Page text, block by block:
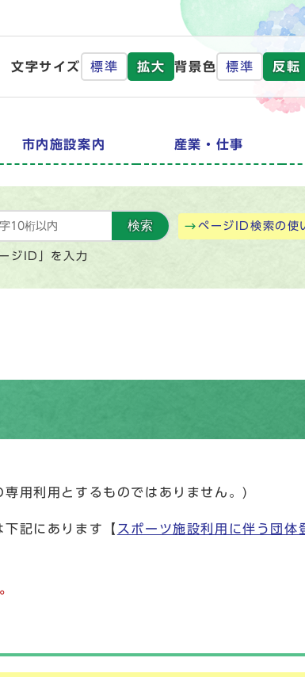
文字サイズ 標準 拡大 背景色 標準 反転
市内施設案内 産業・仕事
ジID」を入力
検索 ページID検索の使
用利用とするものではありません。)
記にあります【 スポーツ施設利用に伴う団体